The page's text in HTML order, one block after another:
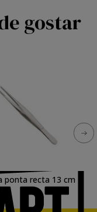
gostar
ponta recta 13 cm